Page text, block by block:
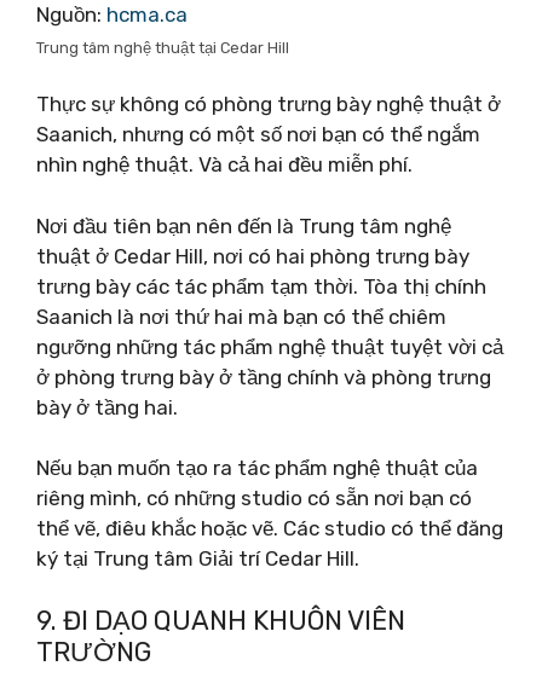
Nguồn: hcma.ca
Trung tâm nghệ thuật tại Cedar Hill
Thực sự không có phòng trưng bày nghệ thuật ở
Saanich, nhưng có một số nơi bạn có thể ngắm
nhìn nghệ thuật. Và cả hai đều miễn phí.
Nơi đầu tiên bạn nên đến là Trung tâm nghệ
thuật ở Cedar Hill, nơi có hai phòng trưng bày
trưng bày các tác phẩm tạm thời. Tòa thị chính
Saanich là nơi thứ hai mà bạn có thể chiêm
ngưỡng những tác phẩm nghệ thuật tuyệt vời cả
ở phòng trưng bày ở tầng chính và phòng trưng
bày ở tầng hai.
Nếu bạn muốn tạo ra tác phẩm nghệ thuật của
riêng mình, có những studio có sẵn nơi bạn có
thể vẽ, điêu khắc hoặc vẽ. Các studio có thể đăng
ký tại Trung tâm Giải trí Cedar Hill.
9. ĐI DẠO QUANH KHUÔN VIÊN
TRƯỜNG